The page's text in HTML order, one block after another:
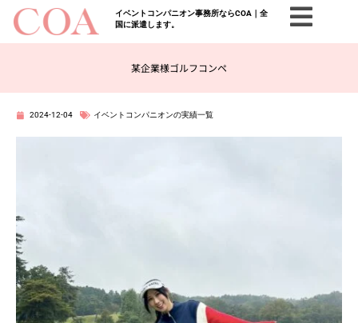
イベントコンパニオン事務所ならCOA｜全
国に派遣します。
某企業様ゴルフコンペ
2024-12-04 イベントコンパニオンの実績一覧